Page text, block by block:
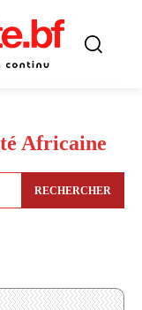
Africaine
RECHERCHER